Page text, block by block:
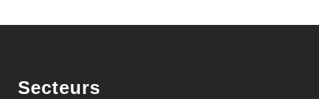
Secteurs